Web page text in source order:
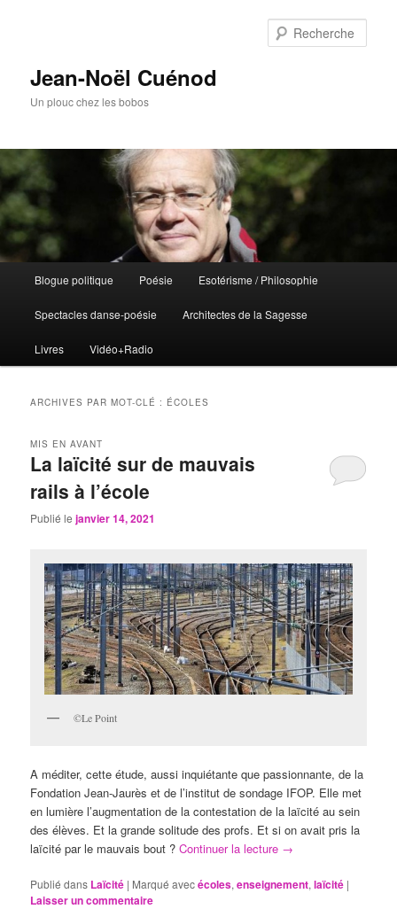
Jean-Noël Cuénod
Un plouc chez les bobos
Aller
au
contenu
principal
Aller
au
contenu
secondaire
Blogue politique Poésie Esotérisme / Philosophie
Spectacles danse-poésie Architectes de la Sagesse
Livres Vidéo+Radio
ARCHIVES PAR MOT-CLÉ : ÉCOLES
La laïcité sur de mauvais
rails à l’école
MIS EN AVANT
Publié lejanvier 14, 2021
©Le Point
A méditer, cette étude, aussi inquiétante que passionnante, de la
Fondation Jean-Jaurès et de l’institut de sondage IFOP. Elle met
en lumière l’augmentation de la contestation de la laïcité au sein
des élèves. Et la grande solitude des profs. Et si on avait pris la
laïcité par le mauvais bout ?Continuer la lecture →
Publié dans Laïcité | Marqué avecécoles,enseignement,laïcité |
Laisser un commentaire